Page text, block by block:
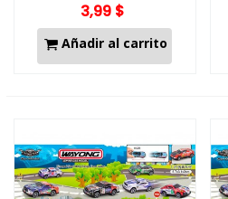
3,99 $
Añadir al carrito